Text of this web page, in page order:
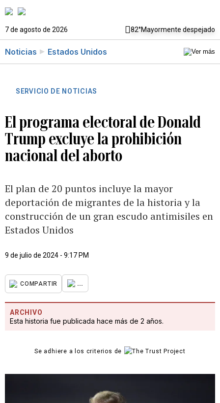
7 de agosto de 2026 82°Mayormente despejado
Noticias Estados Unidos
SERVICIO DE NOTICIAS
El programa electoral de Donald
Trump excluye la prohibición
nacional del aborto
El plan de 20 puntos incluye la mayor
deportación de migrantes de la historia y la
construcción de un gran escudo antimisiles en
Estados Unidos
9 de julio de 2024 - 9:17 PM
COMPARTIR ...
ARCHIVO
Esta historia fue publicada hace más de 2 años.
Se adhiere a los criterios de